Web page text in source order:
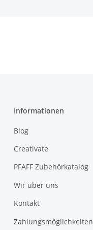
Informationen
Blog
Creativate
PFAFF Zubehörkatalog
Wir über uns
Kontakt
Zahlungsmöglichkeiten